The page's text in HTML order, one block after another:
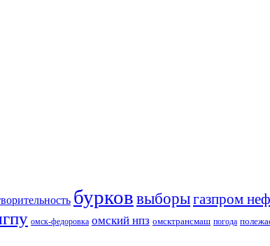
бурков выборыгазпром
омск-федоровка омский нпз омсктрансмаш погода